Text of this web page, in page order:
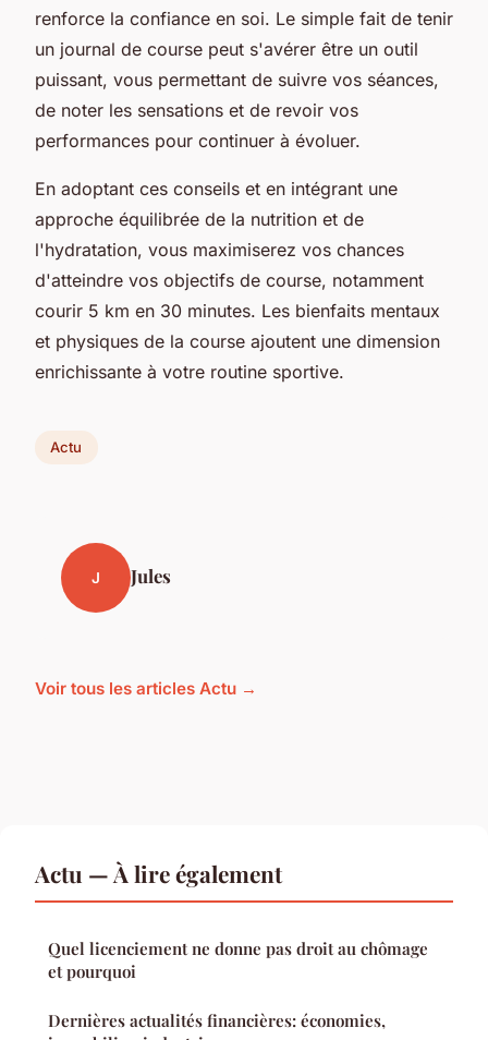
renforce la confiance en soi. Le simple fait de tenir
un journal de course peut s'avérer être un outil
puissant, vous permettant de suivre vos séances,
de noter les sensations et de revoir vos
performances pour continuer à évoluer.
En adoptant ces conseils et en intégrant une
approche équilibrée de la nutrition et de
l'hydratation, vous maximiserez vos chances
d'atteindre vos objectifs de course, notamment
courir 5 km en 30 minutes. Les bienfaits mentaux
et physiques de la course ajoutent une dimension
enrichissante à votre routine sportive.
Actu
J Jules
Voir tous les articles Actu →
Actu — À lire également
Quel licenciement ne donne pas droit au chômage
et pourquoi
Dernières actualités financières: économies,